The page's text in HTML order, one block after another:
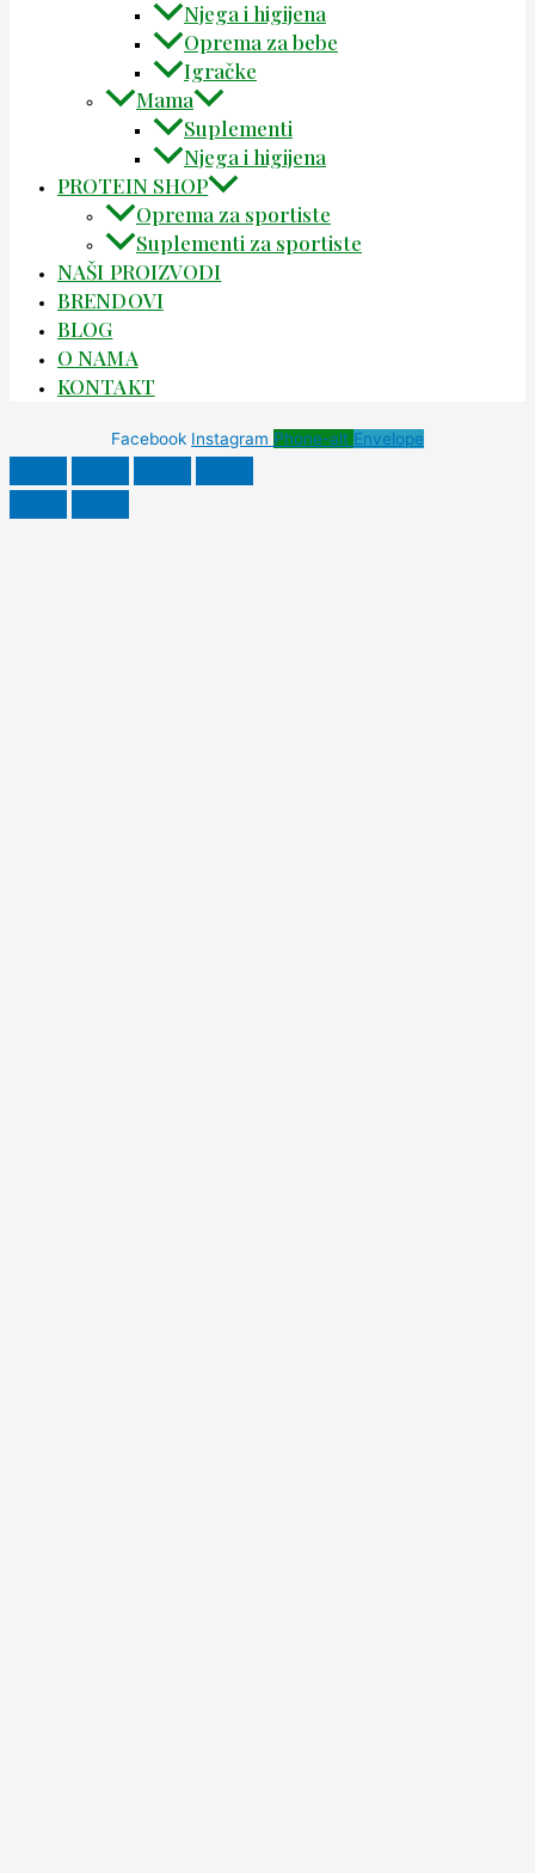
Njega i higijena
Oprema za bebe
Igračke
Mama
Suplementi
Njega i higijena
PROTEIN SHOP
Oprema za sportiste
Suplementi za sportiste
NAŠI PROIZVODI
BRENDOVI
BLOG
O NAMA
KONTAKT
Facebook Instagram Phone-alt Envelope